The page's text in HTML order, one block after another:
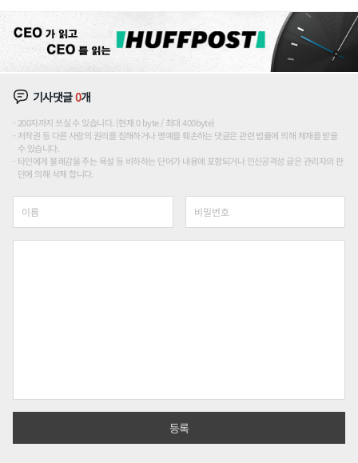
기사댓글0개
200자까지 쓰실 수 있습니다. (현재 0 byte / 최대 400byte)
저작권 등 다른 사람의 권리를 침해하거나 명예를 훼손하는 댓글은 관련 법률에 의해 제재를 받을
수 있습니다.
타인에게 불쾌감을 주는 욕설 등 비하하는 단어가 내용에 포함되거나 인신공격성 글은 관리자의 판
단에 의해 삭제 합니다.